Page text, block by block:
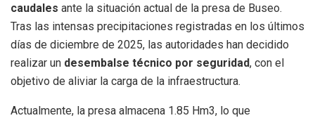
caudales ante la situación actual de la presa de Buseo.
Tras las intensas precipitaciones registradas en los últimos
días de diciembre de 2025, las autoridades han decidido
realizar un desembalse técnico por seguridad, con el
objetivo de aliviar la carga de la infraestructura.
Actualmente, la presa almacena 1.85 Hm3, lo que